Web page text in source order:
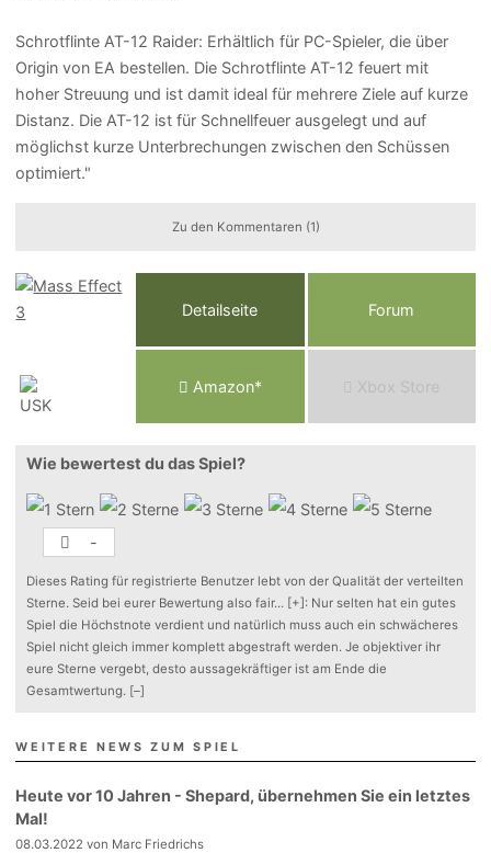
Schrotflinte AT-12 Raider: Erhältlich für PC-Spieler, die über
Origin von EA bestellen. Die Schrotflinte AT-12 feuert mit
hoher Streuung und ist damit ideal für mehrere Ziele auf kurze
Distanz. Die AT-12 ist für Schnellfeuer ausgelegt und auf
möglichst kurze Unterbrechungen zwischen den Schüssen
optimiert."
Zu den Kommentaren (1)
Detailseite Forum
Amazon* Xbox Store
Wie bewertest du das Spiel?
-
Dieses Rating für registrierte Benutzer lebt von der Qualität der verteilten
Sterne. Seid bei eurer Bewertung also fair... [+]: Nur selten hat ein gutes
Spiel die Höchstnote verdient und natürlich muss auch ein schwächeres
Spiel nicht gleich immer komplett abgestraft werden. Je objektiver ihr
eure Sterne vergebt, desto aussagekräftiger ist am Ende die
Gesamtwertung. [–]
WEITERE NEWS ZUM SPIEL
Heute vor 10 Jahren - Shepard, übernehmen Sie ein letztes
Mal!
08.03.2022 von Marc Friedrichs